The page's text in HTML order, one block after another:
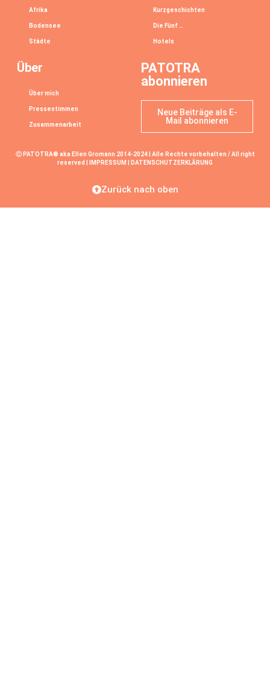
Afrika
Bodensee
Städte
Kurzgeschichten
Die Fünf …
Hotels
Über
Über mich
Pressestimmen
Zusammenarbeit
PATOTRA
abonnieren
Neue Beiträge als E-
Mail abonnieren
Ⓒ PATOTRA® aka Ellen Gromann 2014-2024 | Alle Rechte vorbehalten / All right
reserved |
IMPRESSUM DATENSCHUTZERKLÄRUNG
Zurück nach oben